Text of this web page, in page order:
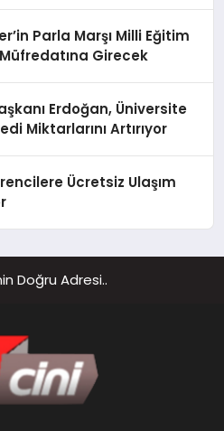
Parla Marşı Milli Eğitim
Müfredatına Girecek
Erdoğan, Üniversite
Miktarlarını Artırıyor
Ücretsiz Ulaşım
Doğru Adresi..